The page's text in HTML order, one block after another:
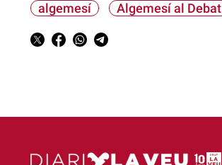
algemesí Algemesí al Debat